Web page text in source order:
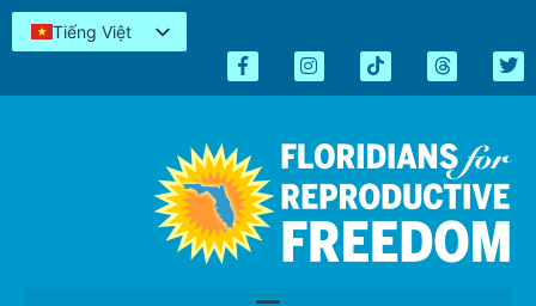
Tiếng Việt
Español